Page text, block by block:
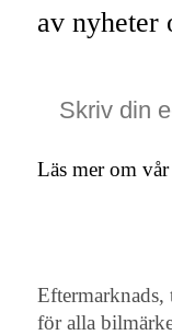
av nyheter
Läs mer om vår
för alla